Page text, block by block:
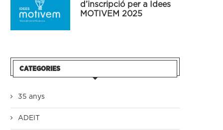
d’inscripció per a Idees
MOTIVEM 2025
CATEGORIES
35 anys
ADEIT